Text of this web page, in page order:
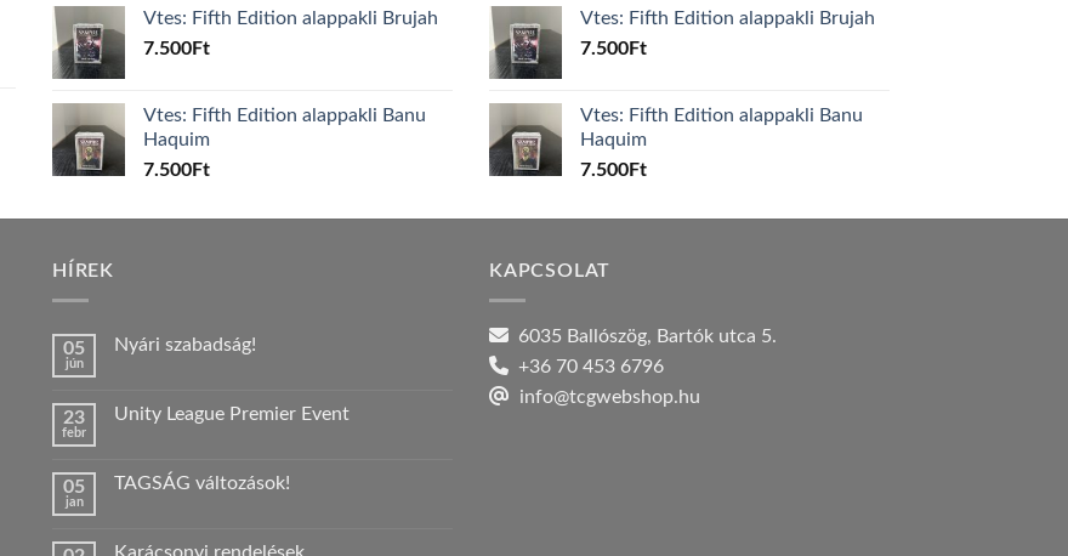
Vtes: Fifth Edition alappakli Brujah
7.500Ft
Vtes: Fifth Edition alappakli Banu
Haquim
7.500Ft
Vtes: Fifth Edition alappakli Brujah
7.500Ft
Vtes: Fifth Edition alappakli Banu
Haquim
7.500Ft
HÍREK
05
jún
Nyári szabadság!
Nyári
23
febr
Unity League Premier Event
Unity
bejegyzéshez
05
jan
TAGSÁG változások!
KAPCSOLAT
6035 Ballószög, Bartók utca 5.
+36 70 453 6796
info@tcgwebshop.hu